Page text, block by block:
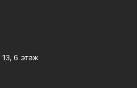
13, 6 этаж